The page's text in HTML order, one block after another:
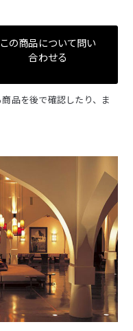
この商品について問い
合わせる
品を後で確認したり、ま